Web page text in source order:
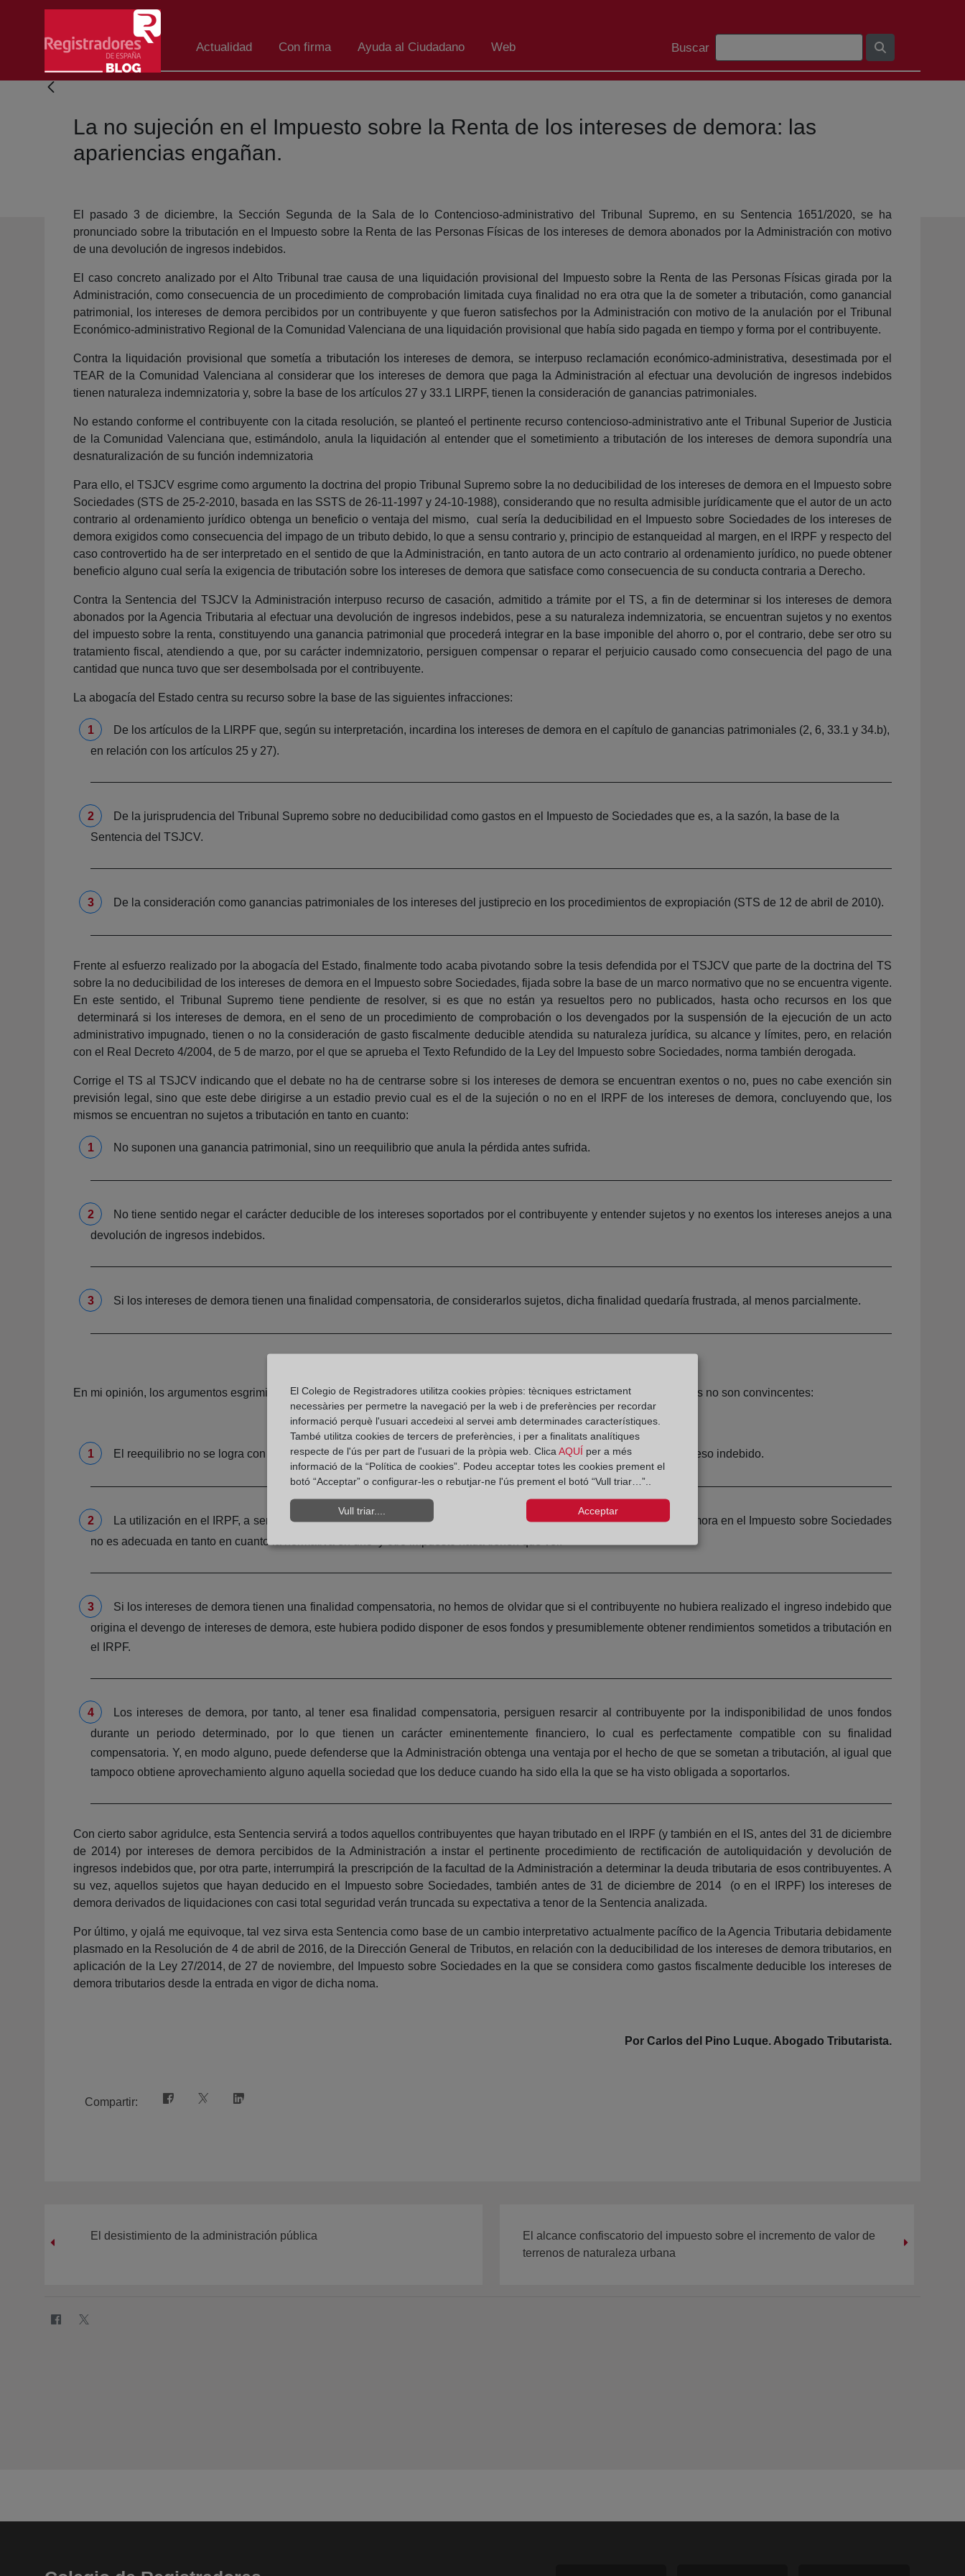
Salta al contingut principal
Actualidad Con firma Ayuda al Ciudadano Web
Barra de cerca
Buscar
La no sujeción en el Impuesto sobre la Renta de los intereses de demora: las
apariencias engañan.
El pasado 3 de diciembre, la Sección Segunda de la Sala de lo Contencioso-administrativo del Tribunal Supremo, en su Sentencia 1651/2020, se ha
pronunciado sobre la tributación en el Impuesto sobre la Renta de las Personas Físicas de los intereses de demora abonados por la Administración con motivo
de una devolución de ingresos indebidos.
El caso concreto analizado por el Alto Tribunal trae causa de una liquidación provisional del Impuesto sobre la Renta de las Personas Físicas girada por la
Administración, como consecuencia de un procedimiento de comprobación limitada cuya finalidad no era otra que la de someter a tributación, como ganancial
patrimonial, los intereses de demora percibidos por un contribuyente y que fueron satisfechos por la Administración con motivo de la anulación por el Tribunal
Económico-administrativo Regional de la Comunidad Valenciana de una liquidación provisional que había sido pagada en tiempo y forma por el contribuyente.
Contra la liquidación provisional que sometía a tributación los intereses de demora, se interpuso reclamación económico-administrativa, desestimada por el
TEAR de la Comunidad Valenciana al considerar que los intereses de demora que paga la Administración al efectuar una devolución de ingresos indebidos
tienen naturaleza indemnizatoria y, sobre la base de los artículos 27 y 33.1 LIRPF, tienen la consideración de ganancias patrimoniales.
No estando conforme el contribuyente con la citada resolución, se planteó el pertinente recurso contencioso-administrativo ante el Tribunal Superior de Justicia
de la Comunidad Valenciana que, estimándolo, anula la liquidación al entender que el sometimiento a tributación de los intereses de demora supondría una
desnaturalización de su función indemnizatoria
Para ello, el TSJCV esgrime como argumento la doctrina del propio Tribunal Supremo sobre la no deducibilidad de los intereses de demora en el Impuesto sobre
Sociedades (STS de 25-2-2010, basada en las SSTS de 26-11-1997 y 24-10-1988), considerando que no resulta admisible jurídicamente que el autor de un acto
contrario al ordenamiento jurídico obtenga un beneficio o ventaja del mismo, cual sería la deducibilidad en el Impuesto sobre Sociedades de los intereses de
demora exigidos como consecuencia del impago de un tributo debido, lo que a sensu contrario y, principio de estanqueidad al margen, en el IRPF y respecto del
caso controvertido ha de ser interpretado en el sentido de que la Administración, en tanto autora de un acto contrario al ordenamiento jurídico, no puede obtener
beneficio alguno cual sería la exigencia de tributación sobre los intereses de demora que satisface como consecuencia de su conducta contraria a Derecho.
Contra la Sentencia del TSJCV la Administración interpuso recurso de casación, admitido a trámite por el TS, a fin de determinar si los intereses de demora
abonados por la Agencia Tributaria al efectuar una devolución de ingresos indebidos, pese a su naturaleza indemnizatoria, se encuentran sujetos y no exentos
del impuesto sobre la renta, constituyendo una ganancia patrimonial que procederá integrar en la base imponible del ahorro o, por el contrario, debe ser otro su
tratamiento fiscal, atendiendo a que, por su carácter indemnizatorio, persiguen compensar o reparar el perjuicio causado como consecuencia del pago de una
cantidad que nunca tuvo que ser desembolsada por el contribuyente.
La abogacía del Estado centra su recurso sobre la base de las siguientes infracciones:
De los artículos de la LIRPF que, según su interpretación, incardina los intereses de demora en el capítulo de ganancias patrimoniales (2, 6, 33.1 y 34.b),
en relación con los artículos 25 y 27).
De la jurisprudencia del Tribunal Supremo sobre no deducibilidad como gastos en el Impuesto de Sociedades que es, a la sazón, la base de la
Sentencia del TSJCV.
De la consideración como ganancias patrimoniales de los intereses del justiprecio en los procedimientos de expropiación (STS de 12 de abril de 2010).
Frente al esfuerzo realizado por la abogacía del Estado, finalmente todo acaba pivotando sobre la tesis defendida por el TSJCV que parte de la doctrina del TS
sobre la no deducibilidad de los intereses de demora en el Impuesto sobre Sociedades, fijada sobre la base de un marco normativo que no se encuentra vigente.
En este sentido, el Tribunal Supremo tiene pendiente de resolver, si es que no están ya resueltos pero no publicados, hasta ocho recursos en los que
determinará si los intereses de demora, en el seno de un procedimiento de comprobación o los devengados por la suspensión de la ejecución de un acto
administrativo impugnado, tienen o no la consideración de gasto fiscalmente deducible atendida su naturaleza jurídica, su alcance y límites, pero, en relación
con el Real Decreto 4/2004, de 5 de marzo, por el que se aprueba el Texto Refundido de la Ley del Impuesto sobre Sociedades, norma también derogada.
Corrige el TS al TSJCV indicando que el debate no ha de centrarse sobre si los intereses de demora se encuentran exentos o no, pues no cabe exención sin
previsión legal, sino que este debe dirigirse a un estadio previo cual es el de la sujeción o no en el IRPF de los intereses de demora, concluyendo que, los
mismos se encuentran no sujetos a tributación en tanto en cuanto:
No suponen una ganancia patrimonial, sino un reequilibrio que anula la pérdida antes sufrida.
No tiene sentido negar el carácter deducible de los intereses soportados por el contribuyente y entender sujetos y no exentos los intereses anejos a una
devolución de ingresos indebidos.
Si los intereses de demora tienen una finalidad compensatoria, de considerarlos sujetos, dicha finalidad quedaría frustrada, al menos parcialmente.
En mi opinión, los argumentos esgrimidos para finalmente considerar que los intereses de demora se encuentran no sujetos no son convincentes:
El reequilibrio no se logra con el pago de los intereses de demora, sino que se consigue con la devolución del ingreso indebido.
La utilización en el IRPF, a sensu contrario, de la doctrina del TS sobre la no deducibilidad de los intereses de demora en el Impuesto sobre Sociedades
no es adecuada en tanto en cuanto la normativa en uno y otro impuesto nada tienen que ver.
Si los intereses de demora tienen una finalidad compensatoria, no hemos de olvidar que si el contribuyente no hubiera realizado el ingreso indebido que
origina el devengo de intereses de demora, este hubiera podido disponer de esos fondos y presumiblemente obtener rendimientos sometidos a tributación en
el IRPF.
Los intereses de demora, por tanto, al tener esa finalidad compensatoria, persiguen resarcir al contribuyente por la indisponibilidad de unos fondos
durante un periodo determinado, por lo que tienen un carácter eminentemente financiero, lo cual es perfectamente compatible con su finalidad
compensatoria. Y, en modo alguno, puede defenderse que la Administración obtenga una ventaja por el hecho de que se sometan a tributación, al igual que
tampoco obtiene aprovechamiento alguno aquella sociedad que los deduce cuando ha sido ella la que se ha visto obligada a soportarlos.
Con cierto sabor agridulce, esta Sentencia servirá a todos aquellos contribuyentes que hayan tributado en el IRPF (y también en el IS, antes del 31 de diciembre
de 2014) por intereses de demora percibidos de la Administración a instar el pertinente procedimiento de rectificación de autoliquidación y devolución de
ingresos indebidos que, por otra parte, interrumpirá la prescripción de la facultad de la Administración a determinar la deuda tributaria de esos contribuyentes. A
su vez, aquellos sujetos que hayan deducido en el Impuesto sobre Sociedades, también antes de 31 de diciembre de 2014 (o en el IRPF) los intereses de
demora derivados de liquidaciones con casi total seguridad verán truncada su expectativa a tenor de la Sentencia analizada.
Por último, y ojalá me equivoque, tal vez sirva esta Sentencia como base de un cambio interpretativo actualmente pacífico de la Agencia Tributaria debidamente
plasmado en la Resolución de 4 de abril de 2016, de la Dirección General de Tributos, en relación con la deducibilidad de los intereses de demora tributarios, en
aplicación de la Ley 27/2014, de 27 de noviembre, del Impuesto sobre Sociedades en la que se considera como gastos fiscalmente deducible los intereses de
demora tributarios desde la entrada en vigor de dicha noma.
Por Carlos del Pino Luque. Abogado Tributarista.
Compartir:
El desistimiento de la administración pública
El alcance confiscatorio del impuesto sobre el incremento de valor de
terrenos de naturaleza urbana
El Colegio de Registradores utilitza cookies pròpies: tècniques estrictament
necessàries per permetre la navegació per la web i de preferències per recordar
informació perquè l'usuari accedeixi al servei amb determinades característiques.
També utilitza cookies de tercers de preferències, i per a finalitats analítiques
respecte de l'ús per part de l'usuari de la pròpia web. Clica AQUÍ per a més
informació de la “Política de cookies”. Podeu acceptar totes les cookies prement el
botó “Acceptar” o configurar-les o rebutjar-ne l'ús prement el botó “Vull triar…”..
Vull triar.... Acceptar